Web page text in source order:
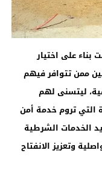
بناء على اختيار
ممن تتوافر فيهم
ليتسنى لهم
التي تروم خدمة أمن
الخدمات الشرطية
وتعزيز الانفتاح